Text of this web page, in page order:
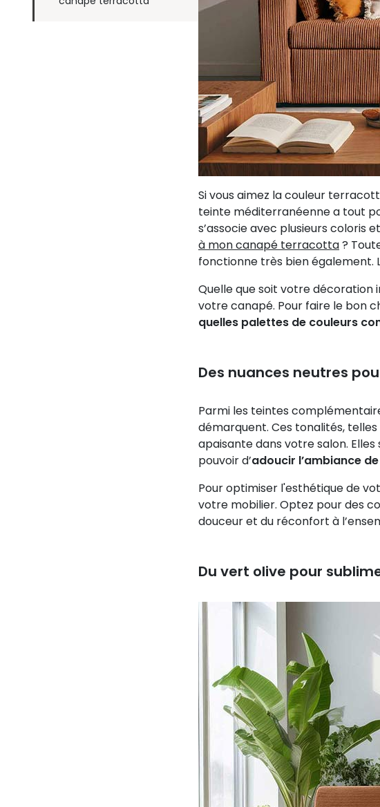
Si vous aimez la couleur
teinte méditerranéenne a tout
s’associe avec plusieurs coloris
à mon canapé terracotta?
fonctionne très bien également.
Quelle que soit votre décoration
votre canapé. Pour faire le bon
quelles palettes de couleurs
Des nuances neutres
Parmi les teintes
démarquent. Ces tonalités,
apaisante dans votre salon.
pouvoir d’adoucir l’ambiance
Pour optimiser l'esthétique de
votre mobilier. Optez pour des
douceur et du réconfort à
Du vert olive pour